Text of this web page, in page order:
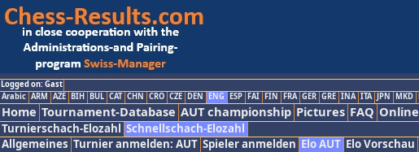
Logged on: Gast
Arabic ARM AZE BIH BUL CAT CHN CRO CZE DEN ENG ESP FAI FIN FRA GER GRE INA ITA JPN MKD
Home Tournament-Database AUT championship Pictures FAQ
Turnierschach-Elozahl Schnellschach-Elozahl
Allgemeines Turnier anmelden: AUT Spieler anmelden Elo AUT Elo Vorschau